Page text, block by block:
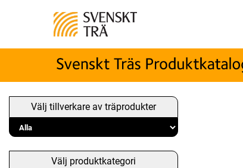
Välj tillverkare av träprodukter
Välj produktkategori